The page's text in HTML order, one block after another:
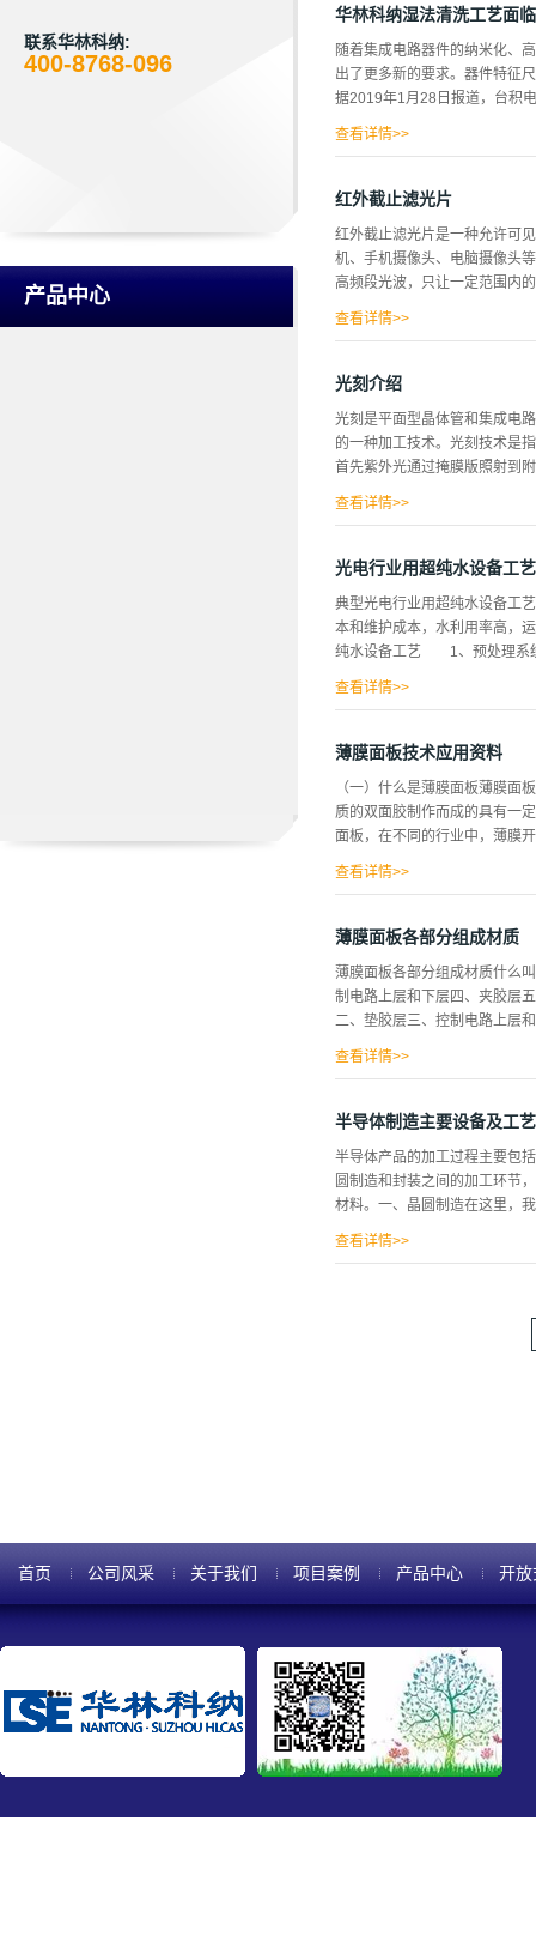
联系华林科纳:
400-8768-096
产品中心
所述增稠剂选自OES液体增稠
10mg/L~100mg/L。在其中一
剂或非离子表面活性剂。在其
液由含有增稠剂和无机盐的洗
甩干机的转速为35转/秒~50转/
华林科纳湿法清洗工艺面
随着集成电路器件的纳米化、
出了更多新的要求。器件特征
据2019年1月28日报道，台积
要营收来源之一。台积电发生
收将减少约5.5亿美元。受到影
故涉及的是相对先进的16/
机以及产能和交付上的损失，
器件对生产工艺过程中的颗粒
查看详情>>
红外截止滤光片
红外截止滤光片是一种允许可
机、手机摄像头、电脑摄像头
高频段光波，只让一定范围内
止膜，利用多层膜的干涉实现
红外截止滤光片，通过在蓝玻
偏移的问题，但它从红光处便
影响相机的成像质量。而且蓝
题在于克服上述问题，而提供
查看详情>>
光刻介绍
光刻是平面型晶体管和集成电
的一种加工技术。光刻技术是
首先紫外光通过掩膜版照射到
膜上；最后利用刻蚀技术将图
上，它包括光复印和刻蚀工艺
到预涂在晶片表面或介质层上
从而在晶片表面或介质层上获
基本步骤1.气相成底模2.旋转
查看详情>>
光电行业用超纯水设备工艺
典型光电行业用超纯水设备工
本和维护成本，水利用率高，
纯水设备工艺 1、预处理系
纯水泵→紫外线杀菌器→抛光
(≥17MΩ.CM)(最新工艺)。
器→用水对象(≥15MΩ.CM)(
精密过滤器→用水对象
PDP等离子显示屏、高品质灯
查看详情>>
薄膜面板技术应用资料
（一）什么是薄膜面板薄膜面
质的双面胶制作而成的具有一
面板，在不同的行业中，薄膜
薄膜面板上。大致可以分为平
出的一种较为美观而且实用的
起形成立体按键。这种立体键
果。(二）制作薄膜面板的要求
层。面膜层为薄膜开关的组成
膜开关的面板，...
查看详情>>
薄膜面板各部分组成材质
薄膜面板各部分组成材质什么
制电路上层和下层四、夹胶层
二、垫胶层三、控制电路上层
价格与性能，采用丝印工艺制
面板层一般在低于0.25MM的
所以选用材料必须具有高透明
连，以达到密封和连接的效果
开关双面胶，有些薄膜开关要
查看详情>>
半导体制造主要设备及工
半导体产品的加工过程主要包
圆制造和封装之间的加工环节
材料。一、晶圆制造在这里，
光刻机之外，还会有配套的涂
查看详情>>
首页 公司风采 关于我们 项目案例 产品中心 开放